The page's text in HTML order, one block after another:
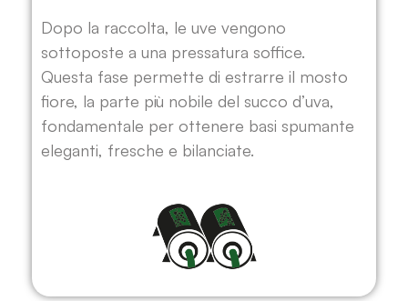
Dopo la raccolta, le uve vengono
sottoposte a una pressatura soffice.
Questa fase permette di estrarre il mosto
fiore, la parte più nobile del succo d’uva,
fondamentale per ottenere basi spumante
eleganti, fresche e bilanciate.